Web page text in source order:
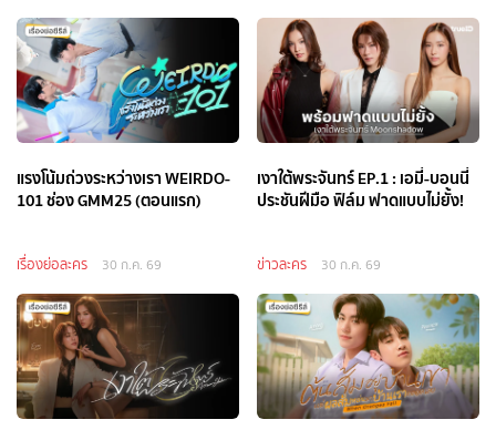
แรงโน้มถ่วงระหว่างเรา WEIRDO-
101 ช่อง GMM25 (ตอนแรก)
เรื่องย่อละคร 30 ก.ค. 69
เงาใต้พระจันทร์ EP.1 : เอมี่-บอนนี่
ประชันฝีมือ ฟิล์ม ฟาดแบบไม่ยั้ง!
ข่าวละคร 30 ก.ค. 69